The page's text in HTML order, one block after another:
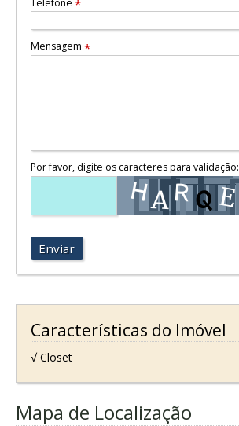
*
Mensagem *
Por favor, digite os caracteres para validação:
Enviar
Características do Imóvel
√ Closet
Mapa de Localização